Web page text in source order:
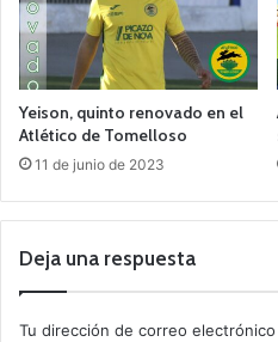
Yeison, quinto renovado en el
Atlético de Tomelloso
11 de junio de 2023
Deja una respuesta
Tu dirección de correo